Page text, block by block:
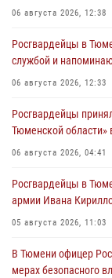
06 августа 2026, 12:38
Росгвардейцы в
службой и
06 августа 2026, 12:33
Росгвардейцы
Тюменской
06 августа 2026, 04:41
Росгвардейцы в
армии Ивана
05 августа 2026, 11:03
В Тюмени офицер
мерах безопасного